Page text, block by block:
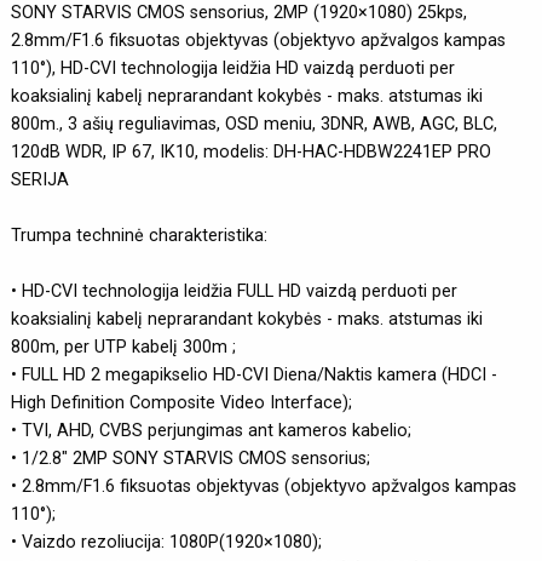
SONY STARVIS CMOS sensorius, 2MP (1920×1080) 25kps,
2.8mm/F1.6 fiksuotas objektyvas (objektyvo apžvalgos kampas
110°), HD-CVI technologija leidžia HD vaizdą perduoti per
koaksialinį kabelį neprarandant kokybės - maks. atstumas iki
800m., 3 ašių reguliavimas, OSD meniu, 3DNR, AWB, AGC, BLC,
120dB WDR, IP 67, IK10, modelis: DH-HAC-HDBW2241EP PRO
SERIJA
Trumpa techninė charakteristika:
• HD-CVI technologija leidžia FULL HD vaizdą perduoti per
koaksialinį kabelį neprarandant kokybės - maks. atstumas iki
800m, per UTP kabelį 300m ;
• FULL HD 2 megapikselio HD-CVI Diena/Naktis kamera (HDCI -
High Definition Composite Video Interface);
• TVI, AHD, CVBS perjungimas ant kameros kabelio;
• 1/2.8" 2MP SONY STARVIS CMOS sensorius;
• 2.8mm/F1.6 fiksuotas objektyvas (objektyvo apžvalgos kampas
110°);
• Vaizdo rezoliucija: 1080P(1920×1080);